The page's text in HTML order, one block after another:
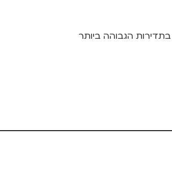
הגבוהה ביותר